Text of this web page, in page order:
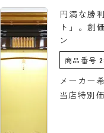
円満な勝
ト」。創
ン
商品番号
メーカー
当店特別